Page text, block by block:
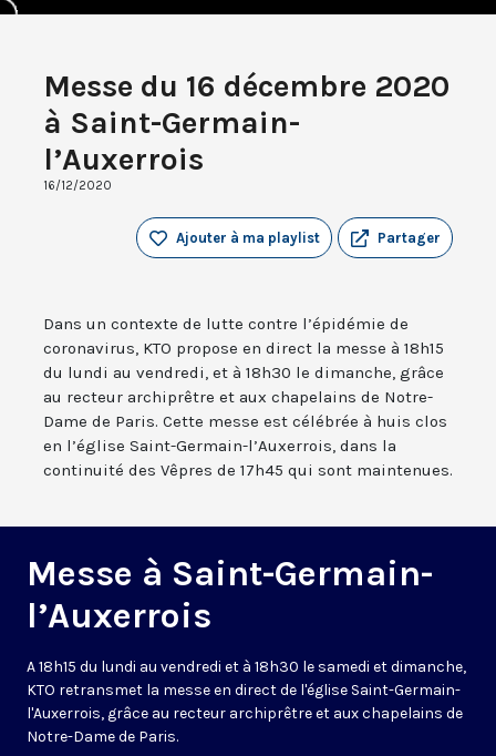
Messe du 16 décembre 2020
à Saint-Germain-
l’Auxerrois
16/12/2020
Partager
Ajouter à ma playlist
Dans un contexte de lutte contre l’épidémie de
coronavirus, KTO propose en direct la messe à 18h15
du lundi au vendredi, et à 18h30 le dimanche, grâce
au recteur archiprêtre et aux chapelains de Notre-
Dame de Paris. Cette messe est célébrée à huis clos
en l’église Saint-Germain-l’Auxerrois, dans la
continuité des Vêpres de 17h45 qui sont maintenues.
Messe à Saint-Germain-
l’Auxerrois
A 18h15 du lundi au vendredi et à 18h30 le samedi et dimanche,
KTO retransmet la messe en direct de l'église Saint-Germain-
l'Auxerrois, grâce au recteur archiprêtre et aux chapelains de
Notre-Dame de Paris.